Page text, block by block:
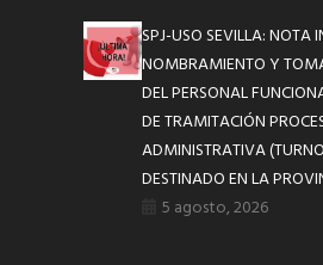
SPJ-USO SEVILLA: NOTA
NOMBRAMIENTO Y
DEL PERSONAL
DE TRAMITACIÓN
ADMINISTRATIVA
DESTINADO EN LA
5 agosto, 2026